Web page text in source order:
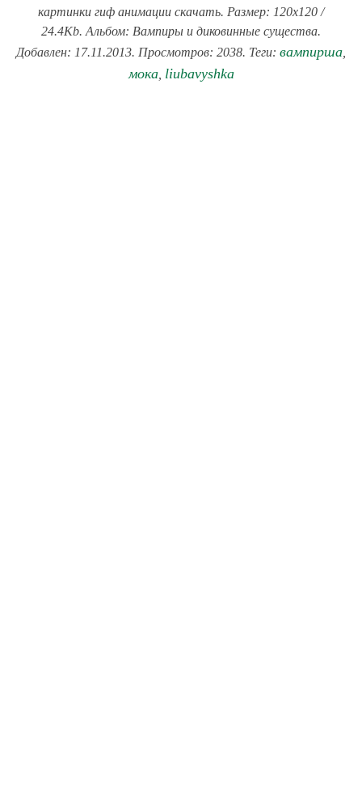
картинки гиф анимации скачать. Размер: 120x120 /
24.4Kb. Альбом: Вампиры и диковинные существа.
Добавлен: 17.11.2013. Просмотров: 2038. Теги: вампирша
мока, liubavyshka